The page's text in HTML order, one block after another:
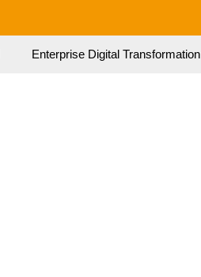
Enterprise Digital Transformation